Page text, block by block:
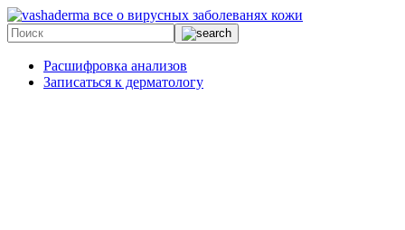
все о вирусных заболеванях кожи
Расшифровка анализов
Записаться к дерматологу